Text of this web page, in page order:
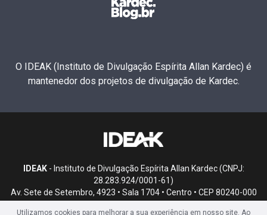
O IDEAK (Instituto de Divulgação Espírita Allan Kardec) é
mantenedor dos projetos de divulgação de Kardec.
IDEAK- Instituto de Divulgação Espírita Allan Kardec (CNPJ:
28.283.924/0001-61)
Av. Sete de Setembro, 4923 • Sala 1704 • Centro • CEP 80240-000
Utilizamos cookies para melhorar a sua experiência em nosso site. Ao